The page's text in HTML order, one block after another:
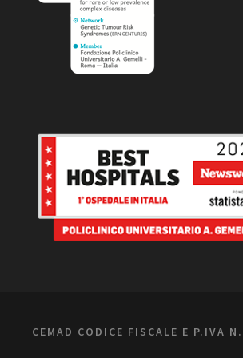
CEMAD CODICE FISCALE E P.IVA